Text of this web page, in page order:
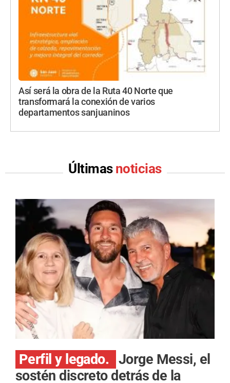
Así será la obra de la Ruta 40 Norte que
transformará la conexión de varios
departamentos sanjuaninos
Últimas noticias
Perfil y legado. Jorge Messi, el
sostén discreto detrás de la